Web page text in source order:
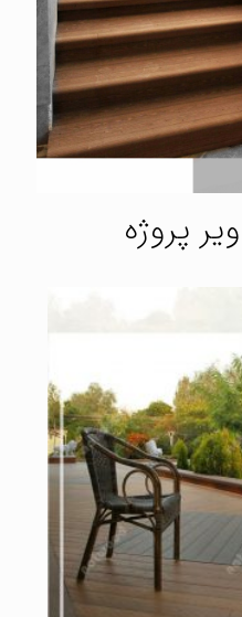
پروژه